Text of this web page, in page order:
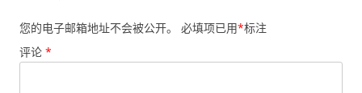
您的电子邮箱地址不会被公开。 必填项已用*标注
评论 *